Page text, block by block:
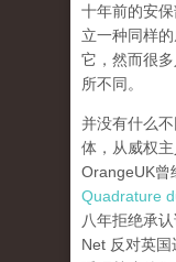
十年前的安
立一种同样
它，然而很
所不同。
并没有什么
体，从威权
OrangeUK曾
Quadrature
八年拒绝承
Net 反对英国